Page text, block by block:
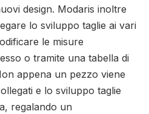
design. Modaris inoltre
lo sviluppo taglie ai vari
le misure
o tramite una tabella di
appena un pezzo viene
e lo sviluppo taglie
regalando un